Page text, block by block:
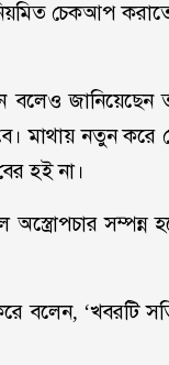
চেকআপ
বলেও জানিয়েছেন
মাথায় নতুন
হই না।
সম্পন্ন
বলেন, ‘খবরটি